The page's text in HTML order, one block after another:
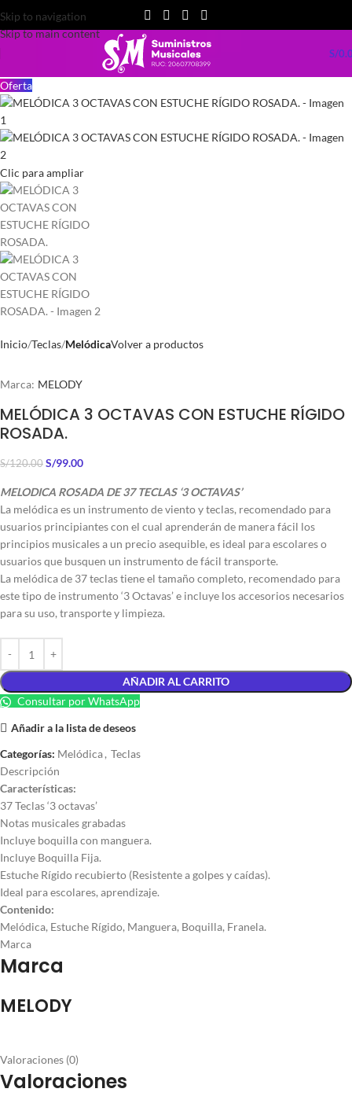
Skip to navigation
Skip to main content
S/
Oferta
Clic para ampliar
Inicio Teclas MelódicaVolver a productos
Marca: MELODY
MELÓDICA 3 OCTAVAS CON ESTUCHE RÍGIDO
ROSADA.
S/120.00 S/99.00
MELODICA ROSADA DE 37 TECLAS ‘3 OCTAVAS’
La melódica es un instrumento de viento y teclas, recomendado para
usuarios principiantes con el cual aprenderán de manera fácil los
principios musicales a un precio asequible, es ideal para escolares o
usuarios que busquen un instrumento de fácil transporte.
La melódica de 37 teclas tiene el tamaño completo, recomendado para
este tipo de instrumento ‘3 Octavas’ e incluye los accesorios necesarios
para su uso, transporte y limpieza.
AÑADIR AL CARRITO
Consultar por WhatsApp
Añadir a la lista de deseos
Categorías: Melódica, Teclas
Descripción
Características:
37 Teclas ‘3 octavas’
Notas musicales grabadas
Incluye boquilla con manguera.
Incluye Boquilla Fija.
Estuche Rígido recubierto (Resistente a golpes y caídas).
Ideal para escolares, aprendizaje.
Contenido:
Melódica, Estuche Rígido, Manguera, Boquilla, Franela.
Marca
Marca
MELODY
Valoraciones (0)
Valoraciones